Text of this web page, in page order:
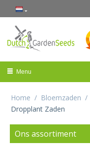
Menu
Home / Bloemzaden /
Dropplant Zaden
Ons assortiment